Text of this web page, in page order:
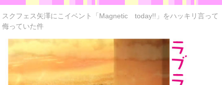
スクフェス矢澤にこイベント「Magnetic today!!」をハッキリ言って
侮っていた件